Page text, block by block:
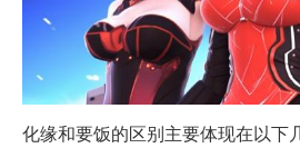
化缘和要饭的区别主要体现在以下